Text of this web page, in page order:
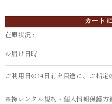
カート
在庫状況 :
お届け日時
ご利用日の14日前を目途に、ご指定
※袴レンタル規約・個人情報保護方